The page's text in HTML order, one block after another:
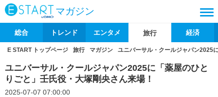
マガジン
総合 トレンド エンタメ 旅行 経済
E START トップページ 旅行 マガジン ユニバーサル・クールジャパン2025
ユニバーサル・クールジャパン2025に「薬屋のひと
りごと」壬氏役・大塚剛央さん来場！
2025-07-07 07:00:00